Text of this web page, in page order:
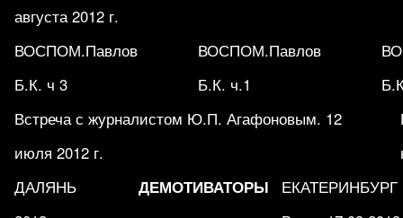
августа 2012 г.
ВОСПОМ.Павлов
Б.К. ч 3
ВОСПОМ.Павлов
Б.К. ч.1
Встреча с журналистом Ю.П. Агафоновым. 12
июля 2012 г.
ДАЛЯНЬ
ДЕМОТИВАТОРЫ
ЕКАТЕРИНБУРГ